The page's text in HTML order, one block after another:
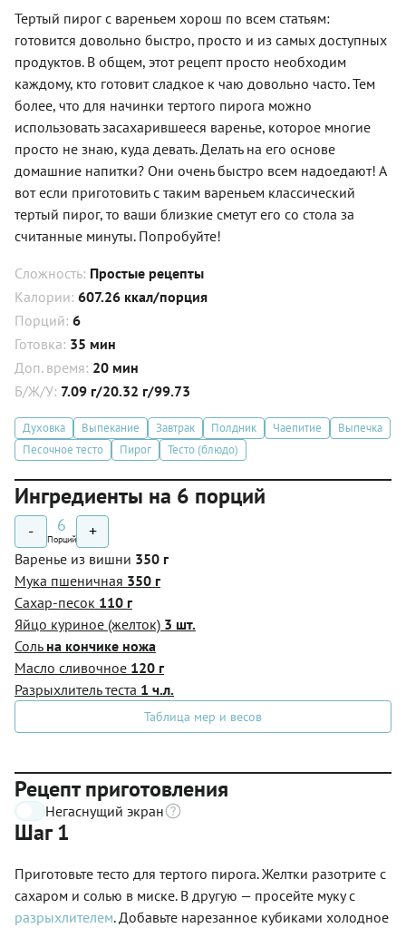
Тертый пирог с вареньем хорош по всем статьям:
готовится довольно быстро, просто и из самых доступных
продуктов. В общем, этот рецепт просто необходим
каждому, кто готовит сладкое к чаю довольно часто. Тем
более, что для начинки тертого пирога можно
использовать засахарившееся варенье, которое многие
просто не знаю, куда девать. Делать на его основе
домашние напитки? Они очень быстро всем надоедают! А
вот если приготовить с таким вареньем классический
тертый пирог, то ваши близкие сметут его со стола за
считанные минуты. Попробуйте!
Сложность: Простые рецепты
Калории: 607.26 ккал/порция
Порций: 6
Готовка: 35 мин
Доп. время: 20 мин
Б/Ж/У: 7.09 г/20.32 г/99.73
Духовка Выпекание Завтрак Полдник Чаепитие
Выпечка
Песочное тесто
Пирог Тесто (блюдо)
Ингредиенты на 6 порций
- 6
Порций +
Варенье из вишни 350 г
Мука пшеничная 350 г
Сахар-песок 110 г
Яйцо куриное (желток) 3 шт.
Соль на кончике ножа
Масло сливочное 120 г
Разрыхлитель теста 1 ч.л.
Таблица мер и весов
Рецепт приготовления
Негаснущий экран
Шаг 1
Приготовьте тесто для тертого пирога. Желтки разотрите с
сахаром и солью в миске. В другую — просейте муку с
разрыхлителем. Добавьте нарезанное кубиками холодное